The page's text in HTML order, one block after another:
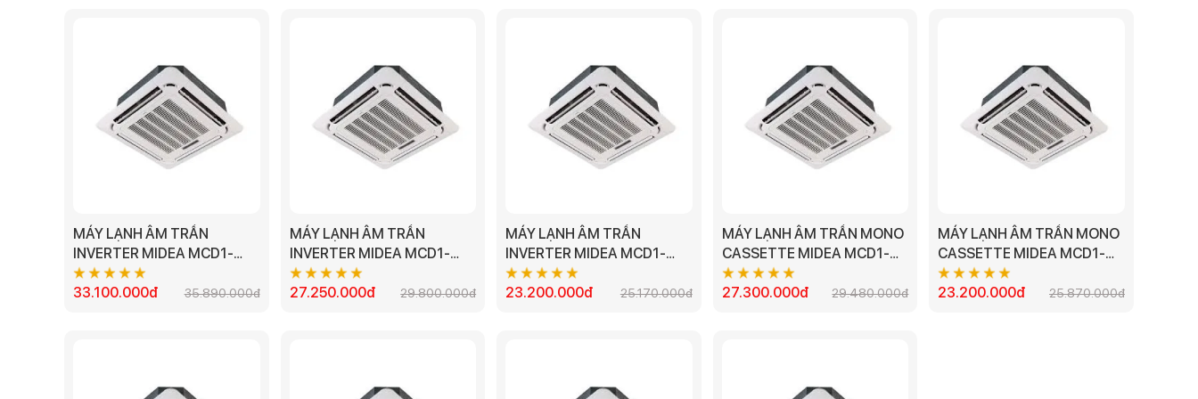
MÁY LẠNH ÂM TRẦN
INVERTER MIDEA MCD1-
50CRDN8 5.0HP
33.100.000đ
35.890.000đ
MÁY LẠNH ÂM TRẦN
INVERTER MIDEA MCD1-
36CRDN8-Q 4HP MODEL
2023 (1 PHA)
27.250.000đ 29.800.000đ
MÁY LẠNH ÂM TRẦN
INVERTER MIDEA MCD1-
28CRDN8 - 3.0HP
23.200.000đ
25.170.000đ
MÁY LẠNH ÂM TRẦN MONO
CASSETTE MIDEA MCD1-
50CRN8 - 5.0 HP
27.300.000đ
29.480.000đ
MÁY LẠNH ÂM TRẦN MONO
CASSETTE MIDEA MCD1-
36CRN8 - 4.0 HP
23.200.000đ
25.870.000đ